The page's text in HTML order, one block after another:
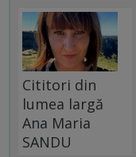
Cititori din
lumea largă
Ana Maria
SANDU